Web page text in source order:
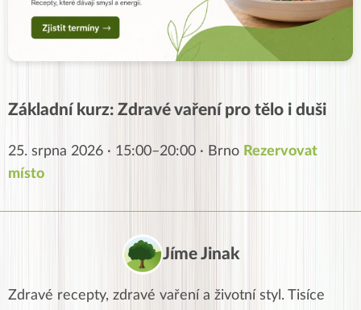
Základní kurz: Zdravé vaření pro tělo i duši
25. srpna 2026 · 15:00–20:00 · Brno Rezervovat
místo
Jíme Jinak
Zdravé recepty, zdravé vaření a životní styl. Tisíce